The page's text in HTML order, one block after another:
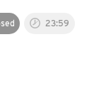
23:59